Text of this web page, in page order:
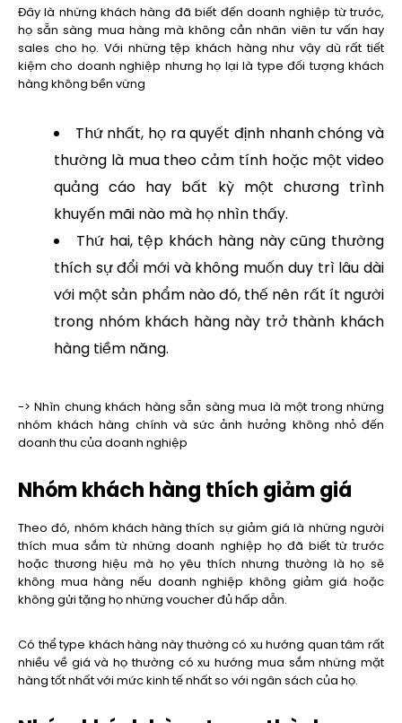
Đây là những khách hàng đã biết đến doanh nghiệp từ trước,
họ sẵn sàng mua hàng mà không cần nhân viên tư vấn hay
sales cho họ. Với những tệp khách hàng như vậy dù rất tiết
kiệm cho doanh nghiệp nhưng họ lại là type đối tượng khách
hàng không bền vững
Thứ nhất, họ ra quyết định nhanh chóng và
thường là mua theo cảm tính hoặc một video
quảng cáo hay bất kỳ một chương trình
khuyến mãi nào mà họ nhìn thấy.
Thứ hai, tệp khách hàng này cũng thường
thích sự đổi mới và không muốn duy trì lâu dài
với một sản phẩm nào đó, thế nên rất ít người
trong nhóm khách hàng này trở thành khách
hàng tiềm năng.
-> Nhìn chung khách hàng sẵn sàng mua là một trong những
nhóm khách hàng chính và sức ảnh hưởng không nhỏ đến
doanh thu của doanh nghiệp
Nhóm khách hàng thích giảm giá
Theo đó, nhóm khách hàng thích sự giảm giá là những người
thích mua sắm từ những doanh nghiệp họ đã biết từ trước
hoặc thương hiệu mà họ yêu thích nhưng thường là họ sẽ
không mua hàng nếu doanh nghiệp không giảm giá hoặc
không gửi tặng họ những voucher đủ hấp dẫn.
Có thể type khách hàng này thường có xu hướng quan tâm rất
nhiều về giá và họ thường có xu hướng mua sắm những mặt
hàng tốt nhất với mức kinh tế nhất so với ngân sách của họ.